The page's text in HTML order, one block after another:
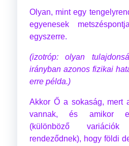
Olyan, mint egy
egyenesek
egyszerre.
(izotróp: olyan
irányban azonos fizikai
erre példa.)
Akkor Ő a sokaság, mert
vannak, és amikor
(különböző
rendeződnek), hogy földi